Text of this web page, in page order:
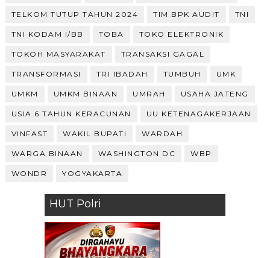
TELKOM TUTUP TAHUN 2024 TIM BPK AUDIT TNI
TNI KODAM I/BB TOBA TOKO ELEKTRONIK
TOKOH MASYARAKAT TRANSAKSI GAGAL
TRANSFORMASI TRI IBADAH TUMBUH UMK
UMKM UMKM BINAAN UMRAH USAHA JATENG
USIA 6 TAHUN KERACUNAN UU KETENAGAKERJAAN
VINFAST WAKIL BUPATI WARDAH
WARGA BINAAN WASHINGTON DC WBP
WONDR YOGYAKARTA
HUT Polri